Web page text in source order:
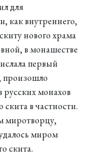
для
как внутреннего,
нового храма
в монашестве
первый
произошло
русских монахов
в частности.
миротворцу,
миром
скита.